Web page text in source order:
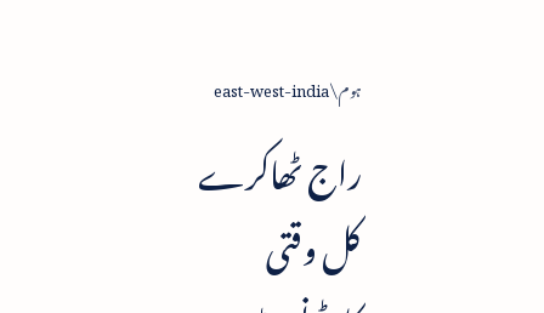
ہوم east-west-india
راج ٹھاکرے
کل وقتی